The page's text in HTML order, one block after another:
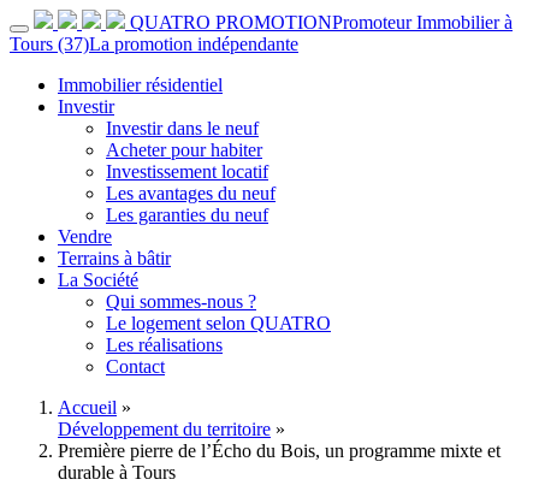
QUATRO PROMOTIONPromoteur Immobilier à
Tours (37)La promotion indépendante
Immobilier résidentiel
Investir
Investir dans le neuf
Acheter pour habiter
Investissement locatif
Les avantages du neuf
Les garanties du neuf
Vendre
Terrains à bâtir
La Société
Qui sommes-nous ?
Le logement selon QUATRO
Les réalisations
Contact
Accueil »
Développement du territoire »
Première pierre de l’Écho du Bois, un programme mixte et
durable à Tours